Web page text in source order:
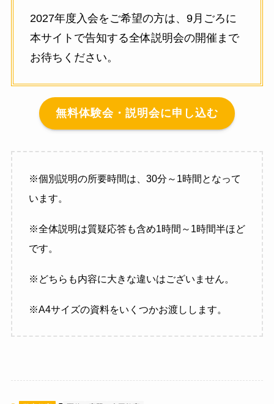
2027年度入会をご希望の方は、9月ごろに
本サイトで告知する全体説明会の開催まで
お待ちください。
無料体験会・説明会に申し込む
※個別説明の所要時間は、30分～1時間となって
います。
※全体説明は質疑応答も含め1時間～1時間半ほど
です。
※どちらも内容に大きな違いはございません。
※A4サイズの資料をいくつかお渡しします。